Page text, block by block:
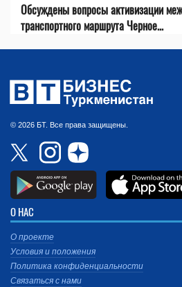
Обсуждены вопросы активизации
транспортного маршрута Черное...
© 2026 БТ. Все права защищены.
О НАС
О проекте
Условия и положения
Политика конфиденциальности
Связаться с нами